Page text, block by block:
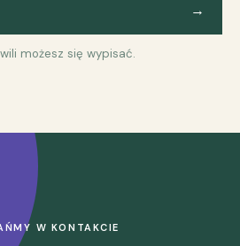
→
możesz się wypisać.
W KONTAKCIE